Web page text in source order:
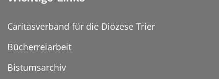
Caritasverband für die Diözese Trier
Bücherreiarbeit
Bistumsarchiv